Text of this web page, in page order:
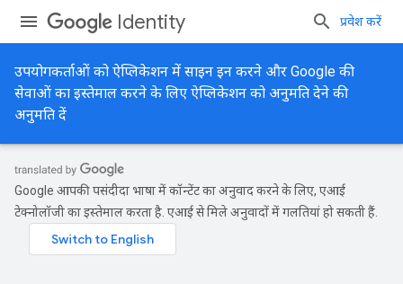
Identity प्रवेश करें
उपयोगकर्ताओं को ऐप्लिकेशन में साइन इन करने और Google की
सेवाओं का इस्तेमाल करने के लिए ऐप्लिकेशन को अनुमति देने की
अनुमति दें
Google आपकी पसंदीदा भाषा में कॉन्टेंट का अनुवाद करने के लिए, एआई
टेक्नोलॉजी का इस्तेमाल करता है. एआई से मिले अनुवादों में गलतियां हो सकती हैं.